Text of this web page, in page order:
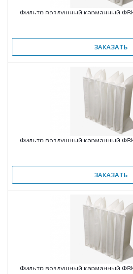
Фильтр воздушный карманный
ЗАКАЗАТЬ
Фильтр воздушный карманный
ЗАКАЗАТЬ
Фильтр воздушный карманный